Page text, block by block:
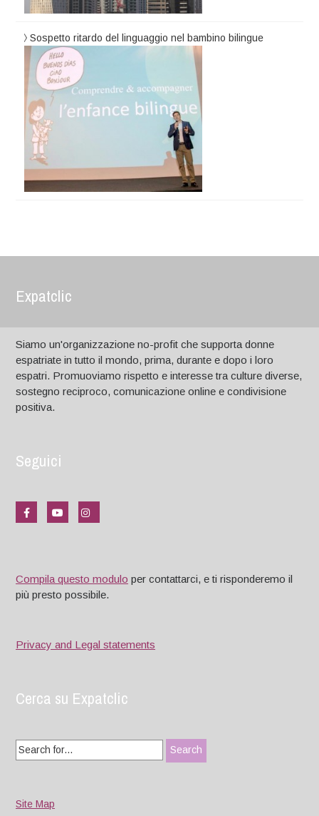
Sospetto ritardo del linguaggio nel bambino bilingue
Expatclic
Siamo un'organizzazione no-profit che supporta donne
espatriate in tutto il mondo, prima, durante e dopo i loro
espatri. Promuoviamo rispetto e interesse tra culture diverse,
sostegno reciproco, comunicazione online e condivisione
positiva.
Seguici
Compila questo modulo per contattarci, e ti risponderemo il
più presto possibile.
Privacy and Legal statements
Cerca su Expatclic
Search
for:
Site Map